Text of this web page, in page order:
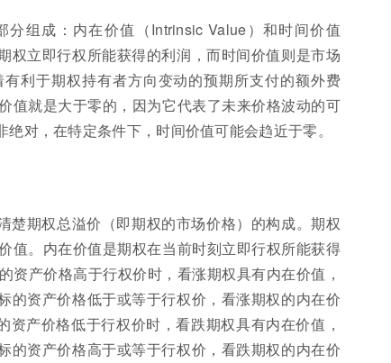
组成：内在价值（Intrinsic Value）和时间价值
权立即行权所能获得的利润，而时间价值则是市场
利于期权持有者方向变动的预期所支付的额外费
值就是大于零的，因为它代表了未来价格波动的可
对，在特定条件下，时间价值可能会趋近于零。
楚期权总溢价（即期权的市场价格）的构成。期权
值。内在价值是期权在当前时刻立即行权所能获得
产价格高于行权价时，看涨期权具有内在价值，
的资产价格低于或等于行权价，看涨期权的内在价
产价格低于行权价时，看跌期权具有内在价值，
的资产价格高于或等于行权价，看跌期权的内在价